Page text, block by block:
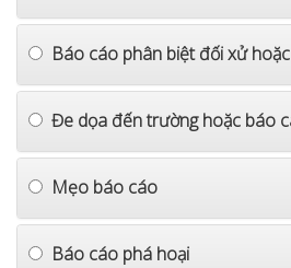
Báo cáo phân biệt đối xử
Đe dọa đến trường hoặc báo
Mẹo báo cáo
Báo cáo phá hoại